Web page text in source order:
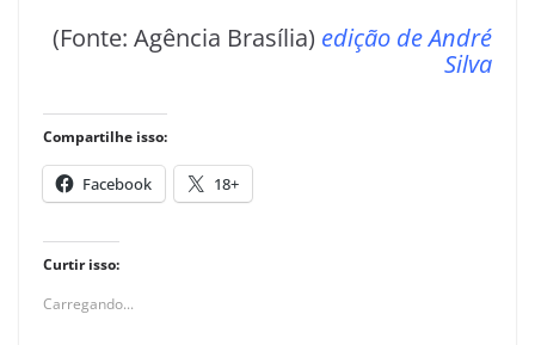
(Fonte: Agência Brasília) edição de André
Silva
Compartilhe isso:
Facebook 18+
Curtir isso:
Carregando...